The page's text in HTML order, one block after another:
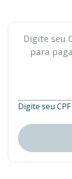
Digite seu
para
Digite seu CPF